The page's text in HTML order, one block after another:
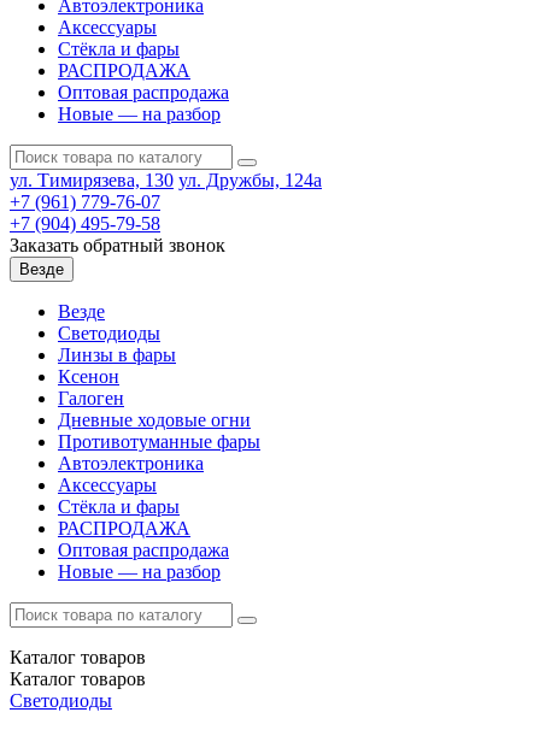
Автоэлектроника
Аксессуары
Стёкла и фары
РАСПРОДАЖА
Оптовая распродажа
Новые — на разбор
ул. Тимирязева, 130 ул. Дружбы, 124а
+7 (961) 779-76-07
+7 (904) 495-79-58
Заказать обратный звонок
Везде
Везде
Светодиоды
Линзы в фары
Ксенон
Галоген
Дневные ходовые огни
Противотуманные фары
Автоэлектроника
Аксессуары
Стёкла и фары
РАСПРОДАЖА
Оптовая распродажа
Новые — на разбор
Каталог товаров
Каталог товаров
Светодиоды